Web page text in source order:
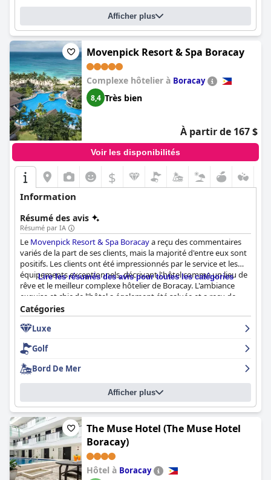
Afficher plus
Movenpick Resort & Spa Boracay
Complexe hôtelier à Boracay
8,4 Très bien
À partir de 167 $
Voir les disponibilités
$
Information
Résumé des avis
Résumé par IA
Le Movenpick Resort & Spa Boracaya reçu des commentaires
variés de la part de ses clients, mais la majorité d'entre eux sont
positifs. Les clients ont été impressionnés par le service et les
équipements exceptionnels, décrivant l'hôtel comme un lieu de
rêve et le meilleur complexe hôtelier de Boracay. L'ambiance
exquise et chic de l'hôtel a également été saluée et a reçu de
bonnes notes de la part de la plupart des clients. Si certains ont
été déçus par le rapport qualité-prix et ont trouvé que le service
à la clientèle et la qualité de la nourriture laissaient à désirer,
l'expérience globale a dépassé les attentes d'un hôtel cinq
étoiles. Malgré les commentaires mitigés, le
Movenpick Resort &
Spa Boracay
peine d'être vécu.
Lire les résumés des avis pour toutes les catégories
Catégories
Luxe
Golf
Bord De Mer
Afficher plus
The Muse Hotel (The Muse Hotel
Boracay)
Hôtel à Boracay